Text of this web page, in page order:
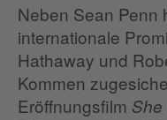
Neben Sean Penn
internationale
Hathaway und
Kommen
Eröffnungsfilm She